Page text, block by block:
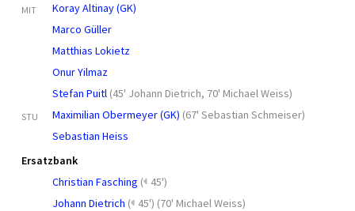
MIT
Koray Altinay (GK)
Marco Güller
Matthias Lokietz
Onur Yilmaz
Stefan Puitl (45' Johann Dietrich, 70' Michael Weiss)
STU Maximilian Obermeyer (GK) (67' Sebastian Schmeiser)
Sebastian Heiss
Ersatzbank
Christian Fasching ( 45')
Johann Dietrich ( 45') (70' Michael Weiss)